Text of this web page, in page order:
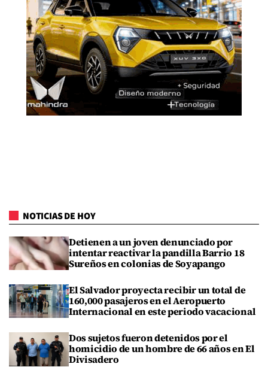
NOTICIAS DE HOY
Detienen a un joven denunciado por
intentar reactivar la pandilla Barrio 18
Sureños en colonias de Soyapango
El Salvador proyecta recibir un total de
160,000 pasajeros en el Aeropuerto
Internacional en este periodo vacacional
Dos sujetos fueron detenidos por el
homicidio de un hombre de 66 años en El
Divisadero